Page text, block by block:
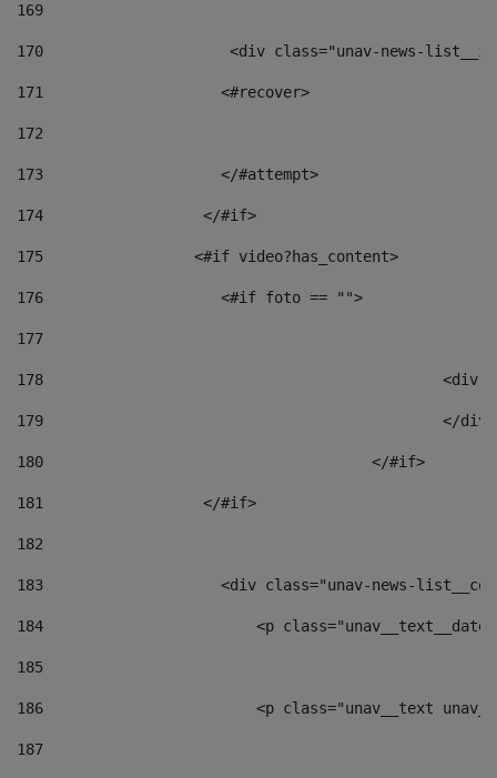
169
170
<div class="unav-
171
                    <#recover>
172
173
                    </#attempt>
174
                  </#if>
175
                 <#if video?has_content>
176
                    <#if foto == "">
177
178
179
180
					</#if>
181
                  </#if>
182
183
<div class="unav-news-
184
<p
185
186
<p class="unav__text
187